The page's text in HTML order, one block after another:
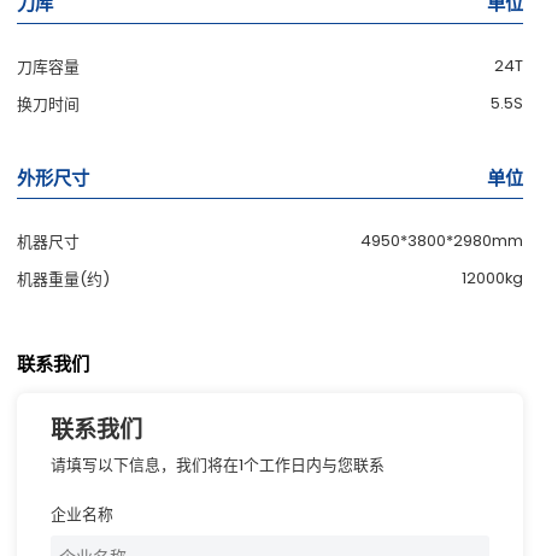
刀库容量
24T
换刀时间
5.5S
外形尺寸 单位
机器尺寸
4950*3800*2980mm
机器重量(约)
12000kg
联系我们
联系我们
请填写以下信息，我们将在1个工作日内与您联系
企业名称